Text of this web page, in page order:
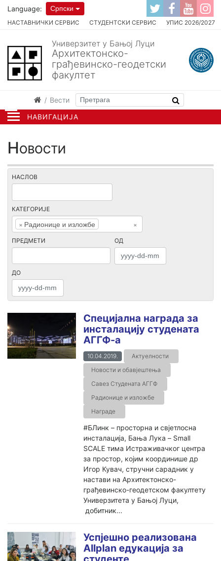
НАВИГАЦИЈА
НАСТАВНИЧКИ СЕРВИС СТУДЕНТСКИ СЕРВИС УПИС 2026/2027
Language: Српски
Универзитет у Бањој Луци
Архитектонско-
грађевинско-геодетски
факултет
Вести
Новости
НАСЛОВ
КАТЕГОРИЈЕ
×
× Радионице и изложбе
ПРЕДМЕТИ ОД
ДО
Специјална награда за
инсталацију студената
АГГФ-а
10.04.2019.
Актуелности
Новости и обавјештења
Савез Студената АГГФ
Радионице и изложбе
Награде
#БЛинк – просторна и свјетлосна
инсталација, Бања Лука – Small
SCALE тима Истраживачког центра
за простор, којим координише др
Игор Кувач, стручни сарадник у
настави на Архитектонско-
грађевинско-геодетском факултету
Универзитета у Бањој Луци,
добитник...
Успјешно реализована
Allplan едукација за